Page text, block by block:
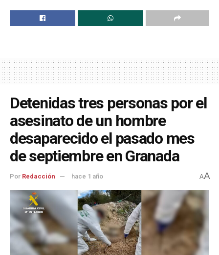
Detenidas tres personas por el
asesinato de un hombre
desaparecido el pasado mes
de septiembre en Granada
Por Redacción hace 1 año AA